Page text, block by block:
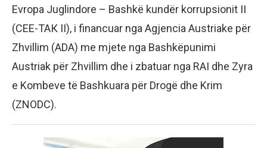
Evropa Juglindore – Bashkë kundër korrupsionit II
(СЕЕ-ТАК II), i financuar nga Agjencia Austriake për
Zhvillim (ADA) me mjete nga Bashkëpunimi
Austriak për Zhvillim dhe i zbatuar nga RAI dhe Zyra
e Kombeve të Bashkuara për Drogë dhe Krim
(ZNODC).